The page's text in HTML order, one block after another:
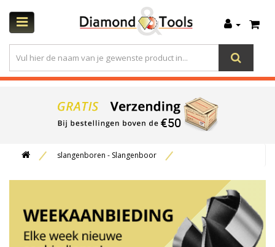
slangenboren - Slangenboor